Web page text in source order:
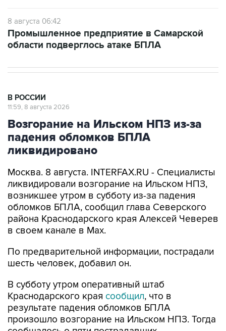
8 августа 06:42
Промышленное предприятие в Самарской
области подверглось атаке БПЛА
В РОССИИ
11:59, 8 августа 2026
Возгорание на Ильском НПЗ из-за
падения обломков БПЛА
ликвидировано
Москва. 8 августа. INTERFAX.RU - Специалисты
ликвидировали возгорание на Ильском НПЗ,
возникшее утром в субботу из-за падения
обломков БПЛА, сообщил глава Северского
района Краснодарского края Алексей Чеверев
в своем канале в Max.
По предварительной информации, пострадали
шесть человек, добавил он.
В субботу утром оперативный штаб
Краснодарского края сообщил, что в
результате падения обломков БПЛА
произошло возгорание на Ильском НПЗ. Тогда